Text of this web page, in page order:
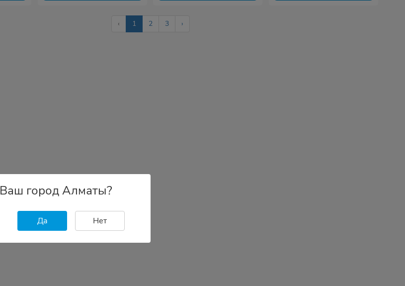
‹ 1 2 3 ›
Ваш город Алматы?
Да Нет